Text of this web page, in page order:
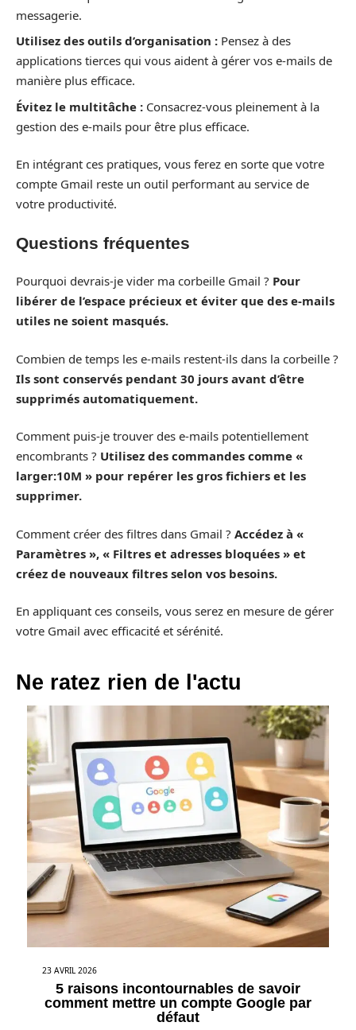
messagerie.
Utilisez des outils d’organisation : Pensez à des
applications tierces qui vous aident à gérer vos e-mails de
manière plus efficace.
Évitez le multitâche : Consacrez-vous pleinement à la
gestion des e-mails pour être plus efficace.
En intégrant ces pratiques, vous ferez en sorte que votre
compte Gmail reste un outil performant au service de
votre productivité.
Questions fréquentes
Pourquoi devrais-je vider ma corbeille Gmail ? Pour
libérer de l’espace précieux et éviter que des e-mails
utiles ne soient masqués.
Combien de temps les e-mails restent-ils dans la corbeille ?
Ils sont conservés pendant 30 jours avant d’être
supprimés automatiquement.
Comment puis-je trouver des e-mails potentiellement
encombrants ? Utilisez des commandes comme «
larger:10M » pour repérer les gros fichiers et les
supprimer.
Comment créer des filtres dans Gmail ? Accédez à «
Paramètres », « Filtres et adresses bloquées » et
créez de nouveaux filtres selon vos besoins.
En appliquant ces conseils, vous serez en mesure de gérer
votre Gmail avec efficacité et sérénité.
Ne ratez rien de l'actu
23 AVRIL 2026
5 raisons incontournables de savoir
comment mettre un compte Google par
défaut